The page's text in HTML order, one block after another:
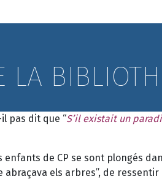
LA
pas dit que “S’il existait un
enfants de CP se sont plongés
abraçava els arbres”, de ressentir